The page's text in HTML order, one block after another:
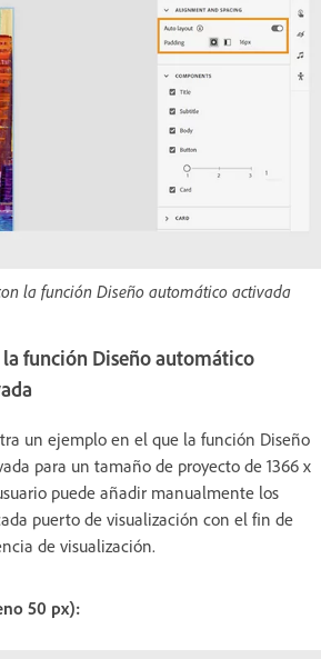
la función Diseño automático activada
función Diseño automático
un ejemplo en el que la función Diseño
para un tamaño de proyecto de 1366 x
puede añadir manualmente los
puerto de visualización con el fin de
de visualización.
50 px):